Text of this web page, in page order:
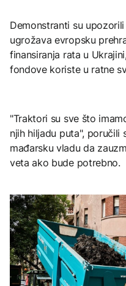
Demonstranti su
ugrožava evropsku
finansiranja rata u
fondove koriste u ratne
"Traktori su sve što
njih hiljadu puta", poručili
mađarsku vladu da
veta ako bude potrebno.